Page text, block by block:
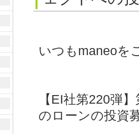
いつもmaneoを
【EI社第220弾
のローンの投資